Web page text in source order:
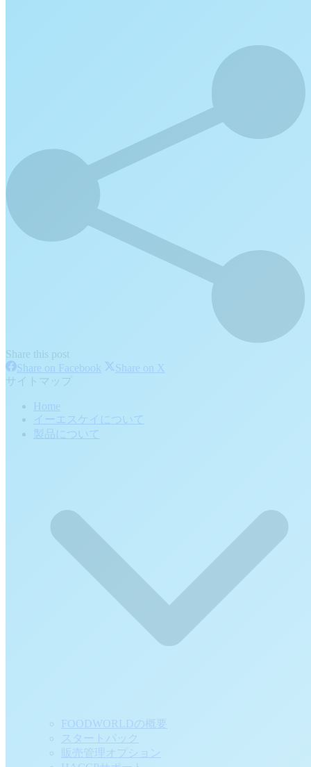
Share this post
Share on Facebook ShareShare on X
サイトマップ
Home
イーエスケイについて
製品について
FOODWORLDの概要
スタートパック
販売管理オプション